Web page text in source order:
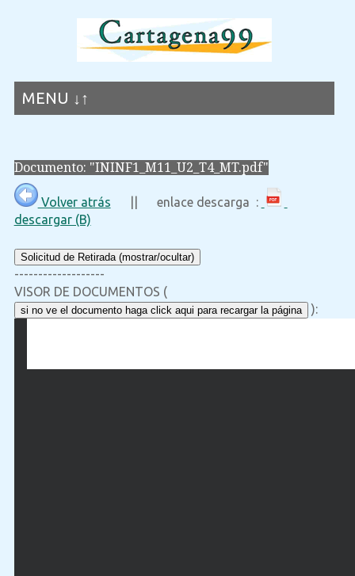
MENU ↓↑
Documento: "ININF1_M11_U2_T4_MT.pdf"
Volver atrás || enlace descarga :
descargar (B)
Solicitud de Retirada (mostrar/ocultar)
-------------------
VISOR DE DOCUMENTOS (
si no ve el documento haga click aqui para recargar la página ):